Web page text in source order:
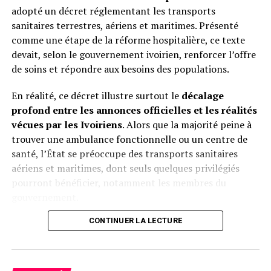
verdict souligne la responsabilité historique de la France
: celle d’avoir ouvert la boîte de Pandore libyenne pour
des raisons où l’intérêt général se confondait avec des
calculs personnels.
Le Sahel paie aujourd’hui le prix d’une intervention dont
la sincérité humanitaire apparaît de plus en plus
discutable. Et si la justice française juge l’homme
Sarkozy, c’est bien la mémoire collective qui juge la
stratégie française en Libye : un engrenage tragique
dont l’Afrique ne s’est toujours pas remise.
Facebook
Twitter
EmailWhatsApp
Telegram
Partager
adopté un décret réglementant les transports
sanitaires terrestres, aériens et maritimes. Présenté
comme une étape de la réforme hospitalière, ce texte
devait, selon le gouvernement ivoirien, renforcer l’offre
de soins et répondre aux besoins des populations.
En réalité, ce décret illustre surtout le décalage
profond entre les annonces officielles et les réalités
vécues par les Ivoiriens. Alors que la majorité peine à
trouver une ambulance fonctionnelle ou un centre de
santé, l’État se préoccupe des transports sanitaires
aériens et maritimes, dont seuls quelques privilégiés
pourront bénéficier, notamment les membres du
Pendant que les hôpitaux publics souffrent d’un
vétustes, pénurie de médecins spécialisés, déficit de
médicaments), occasionnant un manque d’accès de la
CONTINUER LA LECTURE